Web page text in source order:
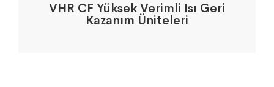
VHR CF Yüksek Verimli Isı Geri
Kazanım Üniteleri